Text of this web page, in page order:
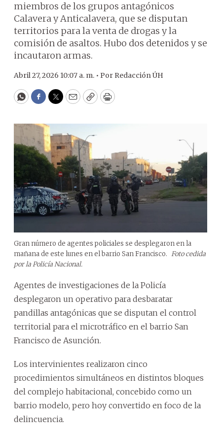
miembros de los grupos antagónicos
Calavera y Anticalavera, que se disputan
territorios para la venta de drogas y la
comisión de asaltos. Hubo dos detenidos y se
incautaron armas.
Abril 27, 2026 10:07 a. m. • Por Redacción ÚH
WhatsApp
Facebook
Twitter
EmailCopyPrint
Gran número de agentes policiales se desplegaron en la
mañana de este lunes en el barrio San Francisco. Foto cedida
por la Policía Nacional.
Agentes de investigaciones de la Policía
desplegaron un operativo para desbaratar
pandillas antagónicas que se disputan el control
territorial para el microtráfico en el barrio San
Francisco de Asunción.
Los intervinientes realizaron cinco
procedimientos simultáneos en distintos bloques
del complejo habitacional, concebido como un
barrio modelo, pero hoy convertido en foco de la
delincuencia.